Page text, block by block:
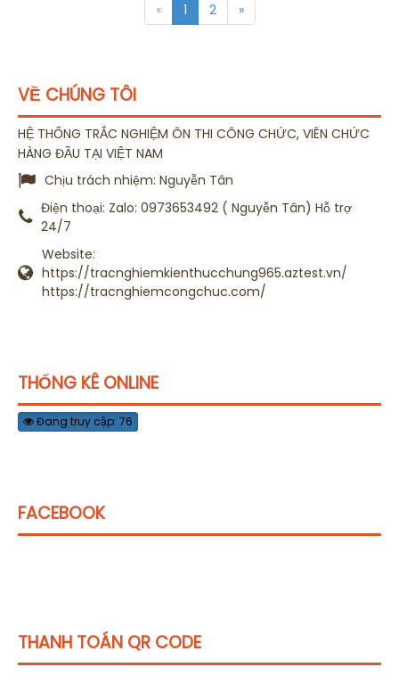
« 1 2 »
VỀ CHÚNG TÔI
HỆ THỐNG TRẮC NGHIỆM ÔN THI CÔNG CHỨC, VIÊN CHỨC
HÀNG ĐẦU TẠI VIỆT NAM
Chịu trách nhiệm: Nguyễn Tân
Điện thoại: Zalo: 0973653492 ( Nguyễn Tân) Hỗ trợ
24/7
Website:
https://tracnghiemkienthucchung965.aztest.vn/
https://tracnghiemcongchuc.com/
THỐNG KÊ ONLINE
Đang truy cập: 76
FACEBOOK
THANH TOÁN QR CODE